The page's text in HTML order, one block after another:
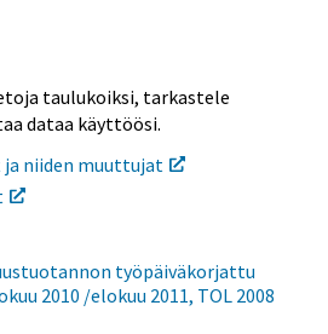
taulukoiksi, tarkastele
dataa käyttöösi.
niiden muuttujat
työpäiväkorjattu
2010 /elokuu 2011, TOL 2008